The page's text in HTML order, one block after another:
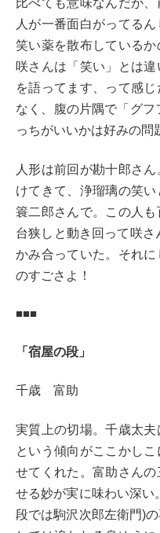
比べても意味なんだが
人が一番面白がってる
笑い薬を散布している
咲さんは「笑い」とは
を語ってます、って感
なく、腹の片隅で「グ
っちがいいかは好みの問
人形は前回が勘十郎さ
けてきて、浄瑠璃の笑
簑二郎さんで。この人
台狭しと動き回って咲
かみ合っていた。それ
のすごさよ！
■■■
「宿屋の段」
千歳 富助
実質上の切場。千歳太夫
という傾向がここかし
せてくれた。富助さん
せる妙が実に味わい深い
段では駒沢次郎左衛門)